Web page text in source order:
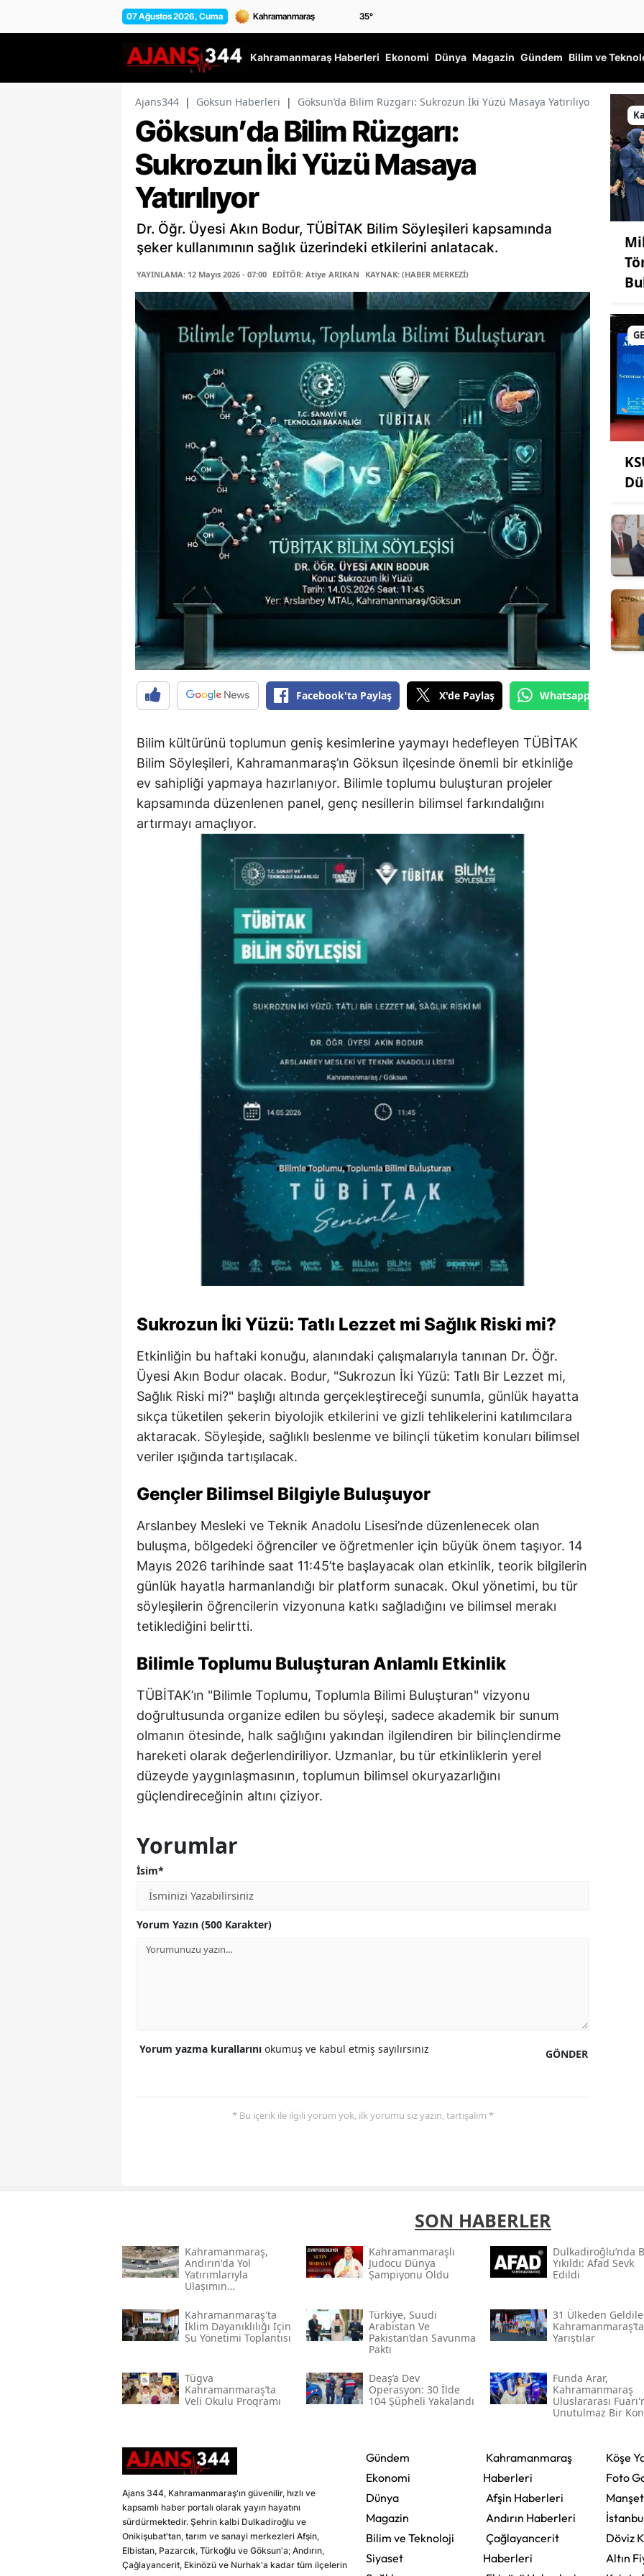
07 Ağustos 2026, Cuma 35°
Kahramanmaraş Haberleri Ekonomi Dünya Magazin Gündem Bilim ve
Ajans344 | Göksun Haberleri | Göksun’da Bilim Rüzgarı: Sukrozun İki Yüzü Masaya Yatırılıyor
Göksun’da Bilim Rüzgarı:
Sukrozun İki Yüzü Masaya
Yatırılıyor
Dr. Öğr. Üyesi Akın Bodur, TÜBİTAK Bilim Söyleşileri kapsamında
şeker kullanımının sağlık üzerindeki etkilerini anlatacak.
YAYINLAMA: 12 Mayıs 2026 - 07:00 EDİTÖR: Atiye ARIKAN KAYNAK: (HABER MERKEZİ)
Facebook'ta Paylaş X'de Paylaş Whatsapp'tan
Bilim kültürünü toplumun geniş kesimlerine yaymayı hedefleyen TÜBİTAK
Bilim Söyleşileri, Kahramanmaraş’ın Göksun ilçesinde önemli bir etkinliğe
ev sahipliği yapmaya hazırlanıyor. Bilimle toplumu buluşturan projeler
kapsamında düzenlenen panel, genç nesillerin bilimsel farkındalığını
artırmayı amaçlıyor.
Sukrozun İki Yüzü: Tatlı Lezzet mi Sağlık Riski mi?
Etkinliğin bu haftaki konuğu, alanındaki çalışmalarıyla tanınan Dr. Öğr.
Üyesi Akın Bodur olacak. Bodur, "Sukrozun İki Yüzü: Tatlı Bir Lezzet mi,
Sağlık Riski mi?" başlığı altında gerçekleştireceği sunumla, günlük hayatta
sıkça tüketilen şekerin biyolojik etkilerini ve gizli tehlikelerini katılımcılara
aktaracak. Söyleşide, sağlıklı beslenme ve bilinçli tüketim konuları bilimsel
veriler ışığında tartışılacak.
Gençler Bilimsel Bilgiyle Buluşuyor
Arslanbey Mesleki ve Teknik Anadolu Lisesi’nde düzenlenecek olan
buluşma, bölgedeki öğrenciler ve öğretmenler için büyük önem taşıyor. 14
Mayıs 2026 tarihinde saat 11:45’te başlayacak olan etkinlik, teorik bilgilerin
günlük hayatla harmanlandığı bir platform sunacak. Okul yönetimi, bu tür
söyleşilerin öğrencilerin vizyonuna katkı sağladığını ve bilimsel merakı
tetiklediğini belirtti.
Bilimle Toplumu Buluşturan Anlamlı Etkinlik
TÜBİTAK’ın "Bilimle Toplumu, Toplumla Bilimi Buluşturan" vizyonu
doğrultusunda organize edilen bu söyleşi, sadece akademik bir sunum
olmanın ötesinde, halk sağlığını yakından ilgilendiren bir bilinçlendirme
hareketi olarak değerlendiriliyor. Uzmanlar, bu tür etkinliklerin yerel
düzeyde yaygınlaşmasının, toplumun bilimsel okuryazarlığını
güçlendireceğinin altını çiziyor.
Yorumlar
İsim*
Yorum Yazın (500 Karakter)
GÖNDER
Yorum yazma kurallarını okumuş ve kabul etmiş sayılırsınız
* Bu içerik ile ilgili yorum yok, ilk yorumu siz yazın, tartışalım *
SON HABERLER
Kahramanmaraş,
Andırın'da Yol
Yatırımlarıyla
Ulaşımın
Yükseltiyor
Kahramanmaraşlı
Judocu Dünya
Şampiyonu Oldu
Dulkadiroğlu’nda
Yıkıldı: Afad Sevk
Edildi
Kahramanmaraş'ta
İklim Dayanıklılığı Için
Su Yönetimi Toplantısı
Türkiye, Suudi
Arabistan Ve
Pakistan’dan Savunma
Paktı
31 Ülkeden
Kahramanmaraş’ta
Yarıştılar
Tügva
Kahramanmaraş’ta
Veli Okulu Programı
Deaş’a Dev
Operasyon: 30 İlde
104 Şüpheli Yakalandı
Funda Arar,
Kahramanmaraş
Uluslararası
Unutulmaz Bir
Ajans 344, Kahramanmaraş'ın güvenilir, hızlı ve
kapsamlı haber portalı olarak yayın hayatını
sürdürmektedir. Şehrin kalbi Dulkadiroğlu ve
Onikişubat'tan, tarım ve sanayi merkezleri Afşin,
Elbistan, Pazarcık, Türkoğlu ve Göksun'a; Andırın,
Çağlayancerit, Ekinözü ve Nurhak'a kadar tüm ilçelerin
Gündem
Ekonomi
Dünya
Magazin
Bilim ve Teknoloji
Siyaset
Kahramanmaraş
Haberleri
Afşin Haberleri
Andırın Haberleri
Çağlayancerit
Haberleri
Köşe
Foto
Döviz
Altın